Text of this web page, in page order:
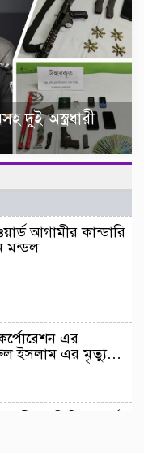
দুই অস্ত্রধারী
আগামীর কান্ডারি
মন্ডল
এর
ইসলাম এর মৃত্যু…